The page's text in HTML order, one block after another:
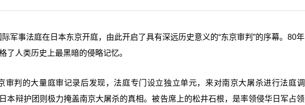
军事法庭在日本东京开庭，由此开启了具有深远历史意义的“东京审判”的序幕。80年
了人类历史上最黑暗的侵略记忆。
审判的大量庭审记录后发现，法庭专门设立独立单元，来对南京大屠杀进行法庭调
本辩护团则极力掩盖南京大屠杀的真相。被告席上的松井石根，是率领侵华日军占领